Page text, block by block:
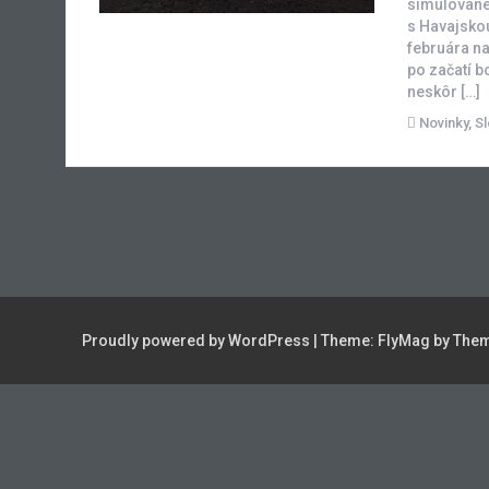
s
februára
po začatí
neskôr […]
Novinky,
Proudly powered by WordPress Theme: FlyMag by